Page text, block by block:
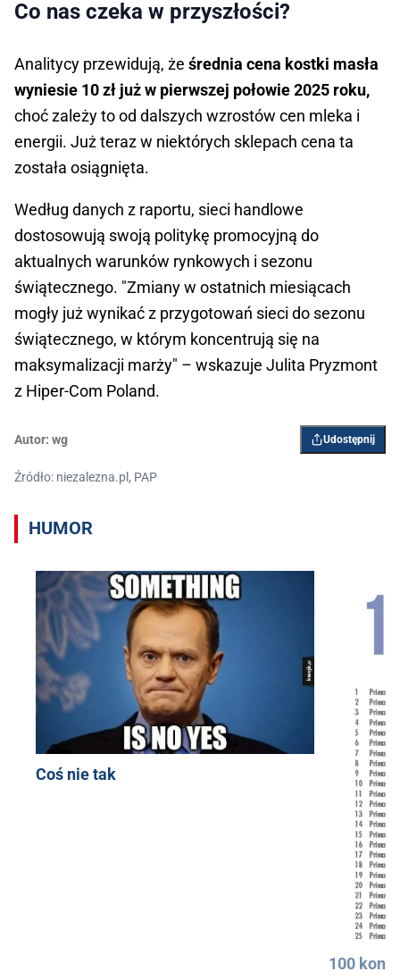
Co nas czeka w przyszłości?
Analitycy przewidują, że średnia cena kostki masła
wyniesie 10 zł już w pierwszej połowie 2025 roku,
choć zależy to od dalszych wzrostów cen mleka i
energii. Już teraz w niektórych sklepach cena ta
została osiągnięta.
Według danych z raportu, sieci handlowe
dostosowują swoją politykę promocyjną do
aktualnych warunków rynkowych i sezonu
świątecznego. "Zmiany w ostatnich miesiącach
mogły już wynikać z przygotowań sieci do sezonu
świątecznego, w którym koncentrują się na
maksymalizacji marży" – wskazuje Julita Pryzmont
z Hiper-Com Poland.
Autor: wg Udostępnij
Źródło: niezalezna.pl, PAP
HUMOR
Coś nie tak
100